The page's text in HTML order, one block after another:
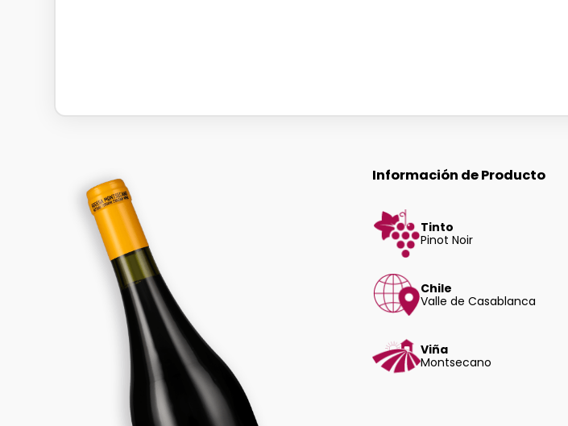
Información de Producto
Tinto
Pinot Noir
Chile
Valle de Casablanca
Viña
Montsecano